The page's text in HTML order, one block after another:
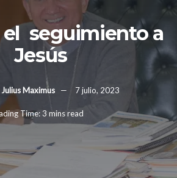
el seguimiento a
Jesús
Julius Maximus 7 julio, 2023
Time: 3 mins read